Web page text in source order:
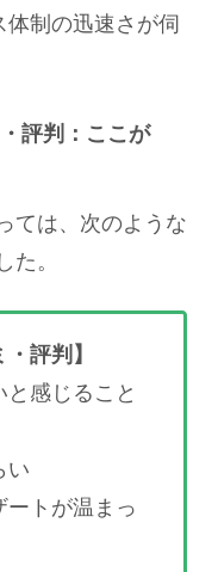
制の迅速さが伺
評判：ここが
ては、次のような
た。
評判】
と感じること
い
ートが温まっ